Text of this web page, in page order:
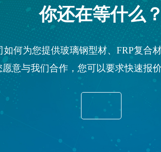
你还在等什么？
如何为您提供玻璃钢型材、FRP复合
意与我们合作，您可以要求快速报